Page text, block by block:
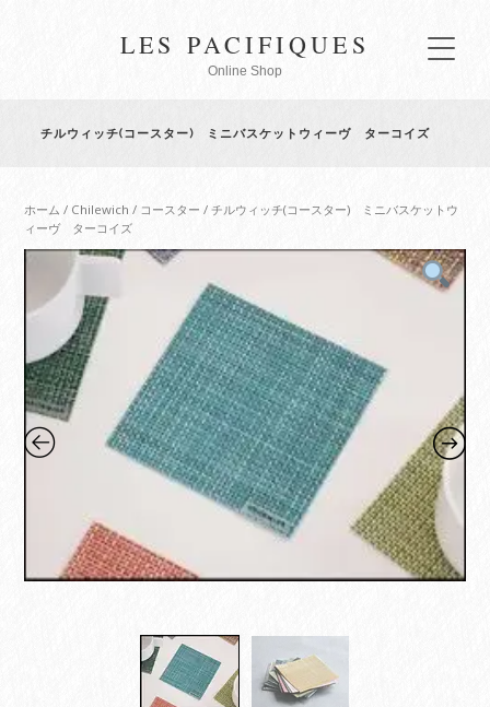
LES PACIFIQUES
Online Shop
チルウィッチ(コースター) ミニバスケットウィーヴ ターコイズ
ホーム / Chilewich / コースター / チルウィッチ(コースター) ミニバスケットウ
ィーヴ ターコイズ